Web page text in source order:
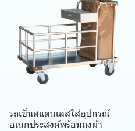
รถเข็นสแตนเลสใส่อุปกรณ์
อเนกประสงค์พร้อมถุงผ้า